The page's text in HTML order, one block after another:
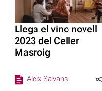
Llega el vino novell
2023 del Celler
Masroig
Aleix Salvans